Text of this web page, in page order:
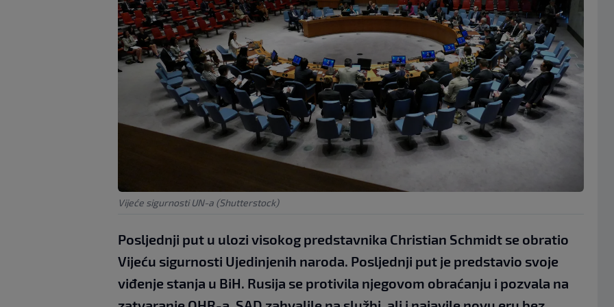
Vijeće sigurnosti UN-a (Shutterstock)
Posljednji put u ulozi visokog predstavnika Christian Schmidt se obratio
Vijeću sigurnosti Ujedinjenih naroda. Posljednji put je predstavio svoje
viđenje stanja u BiH. Rusija se protivila njegovom obraćanju i pozvala na